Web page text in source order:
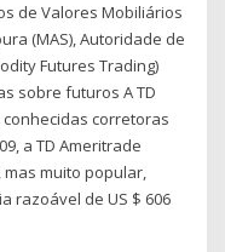
de Valores Mobiliários
(MAS), Autoridade de
Futures Trading)
sobre futuros A TD
corretoras
a TD Ameritrade
muito popular,
razoável de US $ 606